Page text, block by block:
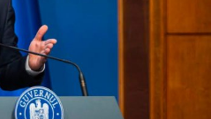
s-a sprijinit decizia agenției
Evaluarea inițială a
retrogradare iminentă a
de tabloul
inflaționiste care au afectat